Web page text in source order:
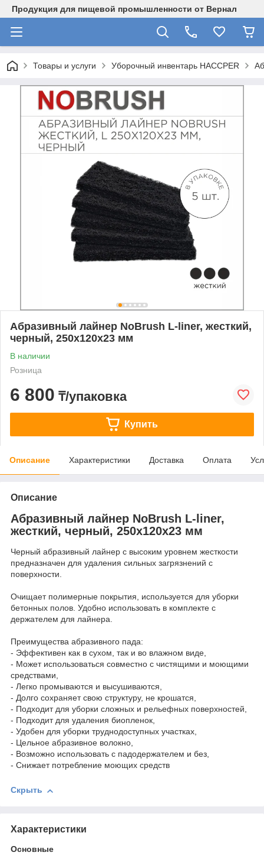
Продукция для пищевой промышленности от Вернал
Товары и услуги Уборочный инвентарь HACCPER
Абразивный лайнер NoBrush L-liner, жесткий,
черный, 250х120х23 мм
В наличии
Розница
6 800 ₸/упаковка
Купить
Описание Характеристики Доставка Оплата
Описание
Абразивный лайнер NoBrush L-liner,
жесткий, черный, 250х120х23 мм
Черный абразивный лайнер с высоким уровнем жесткости
предназначен для удаления сильных загрязнений с
поверхности.
Очищает полимерные покрытия, используется для уборки
бетонных полов. Удобно использовать в комплекте с
держателем для лайнера.
Преимущества абразивного пада:
- Эффективен как в сухом, так и во влажном виде,
- Может использоваться совместно с чистящими и моющими
средствами,
- Легко промываются и высушиваются,
- Долго сохраняет свою структуру, не крошатся,
- Подходит для уборки сложных и рельефных поверхностей,
- Подходит для удаления биопленок,
- Удобен для уборки труднодоступных участках,
- Цельное абразивное волокно,
- Возможно использовать с падодержателем и без,
- Снижает потребление моющих средств
Скрыть
Характеристики
Основные